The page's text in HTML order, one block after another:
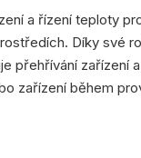
a řízení teploty
Díky své
přehřívání zařízení
zařízení během